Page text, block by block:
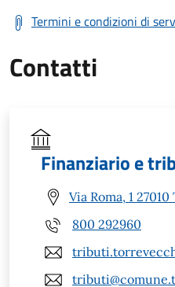
Termini e condizioni di
Contatti
Finanziario e
Via Roma, 1
800 292960